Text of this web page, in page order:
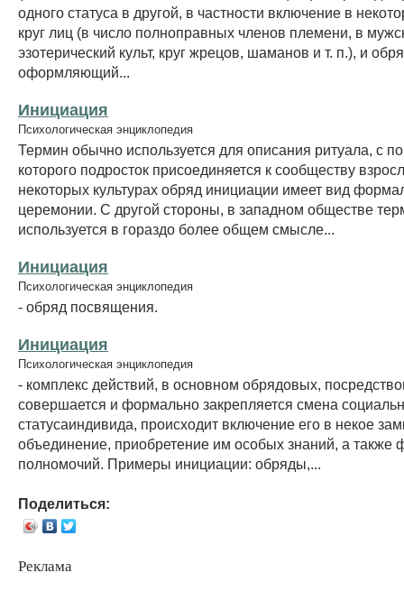
одного статуса в другой, в частности включение в
круг лиц (в число полноправных членов племени, в
эзотерический культ, круг жрецов, шаманов и т. п.), и
оформляющий...
Инициация
Психологическая энциклопедия
Термин обычно используется для описания ритуала, с
которого подросток присоединяется к сообществу
некоторых культурах обряд инициации имеет вид
церемонии. С другой стороны, в западном обществе
используется в гораздо более общем смысле...
Инициация
Психологическая энциклопедия
- обряд посвящения.
Инициация
Психологическая энциклопедия
- комплекс действий, в основном обрядовых,
совершается и формально закрепляется смена
статусаиндивида, происходит включение его в некое
объединение, приобретение им особых знаний, а также
полномочий. Примеры инициации: обряды,...
Поделиться:
Реклама